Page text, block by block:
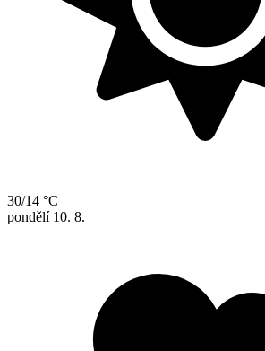
30/14 °C
pondělí 10. 8.